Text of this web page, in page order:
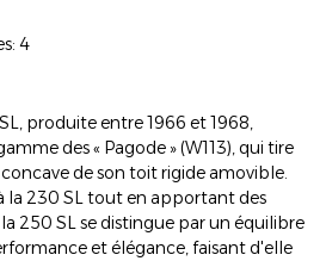
4
produite entre 1966 et 1968,
des « Pagode » (W113), qui tire
de son toit rigide amovible.
la 230 SL tout en apportant des
250 SL se distingue par un équilibre
et élégance, faisant d'elle